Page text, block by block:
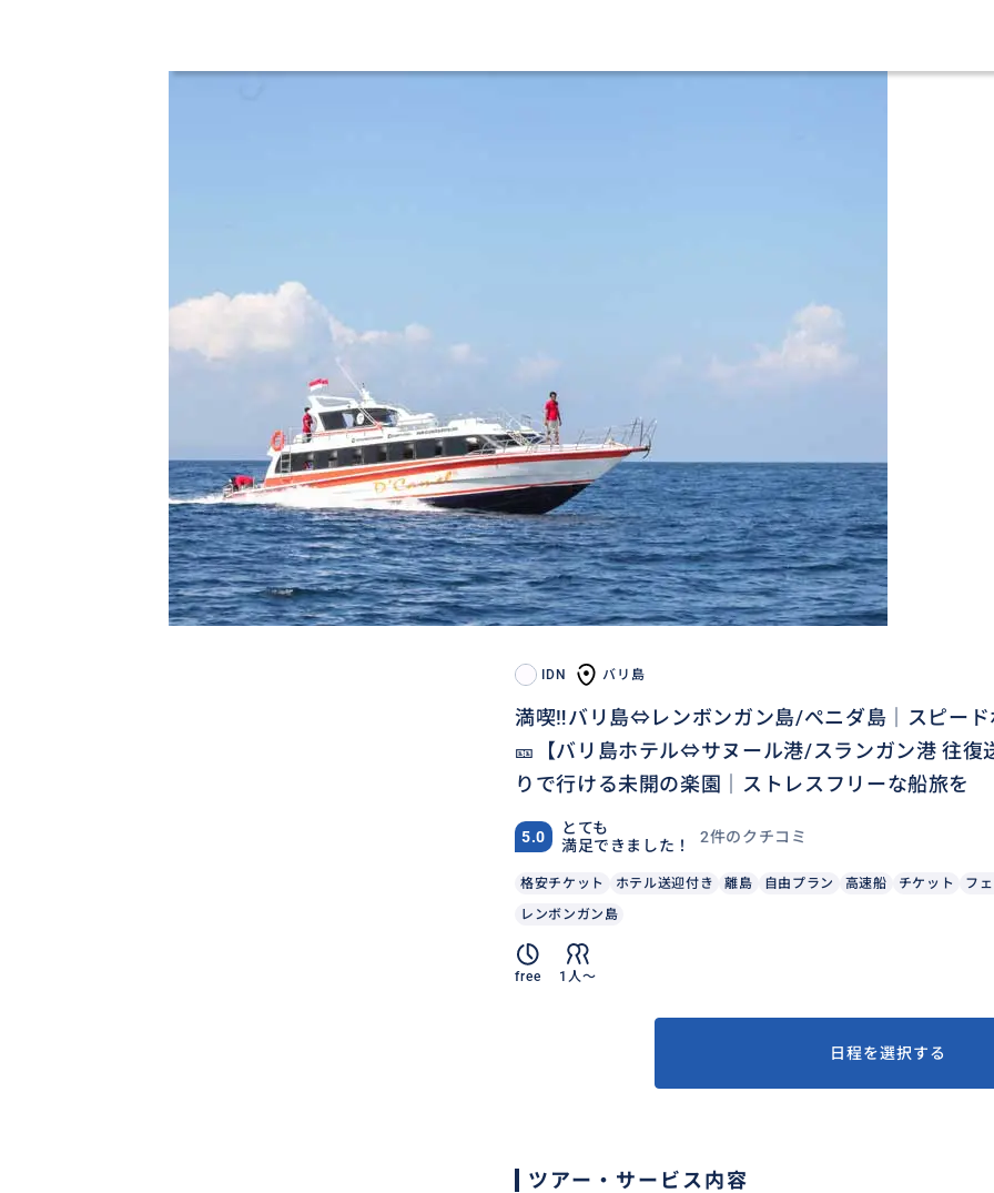
IDN バリ島
満喫‼️バリ島⇔レンボンガン島/ぺニダ島｜スピード
🎫【バリ島ホテル⇔サヌール港/スランガン港 往復
りで行ける未開の楽園｜ストレスフリーな船旅を
5.0
とても
満足できました！
2件のクチコミ
格安チケット ホテル送迎付き 離島 自由プラン 高速船 チケット フ
レンボンガン島
free 1人〜
日程を選択する
ツアー・サービス内容